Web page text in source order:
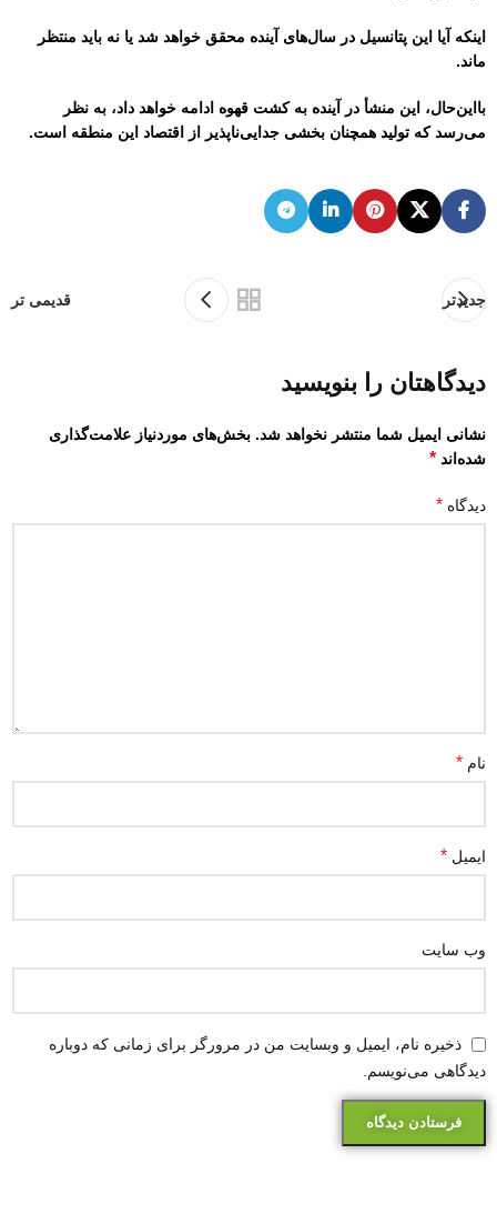
اینکه آیا این پتانسیل در سال‌های آینده محقق خواهد شد یا نه باید منتظر
ماند.
بااین‌حال، این منشأ در آینده به کشت قهوه ادامه خواهد داد، به نظر
می‌رسد که تولید همچنان بخشی جدایی‌ناپذیر از اقتصاد این منطقه است.
جدیدتر قدیمی تر
دیدگاهتان را بنویسید
نشانی ایمیل شما منتشر نخواهد شد. بخش‌های موردنیاز علامت‌گذاری
شده‌اند*
دیدگاه*
نام*
ایمیل*
وب‌ سایت
ذخیره نام، ایمیل و وبسایت من در مرورگر برای زمانی که دوباره
دیدگاهی می‌نویسم.